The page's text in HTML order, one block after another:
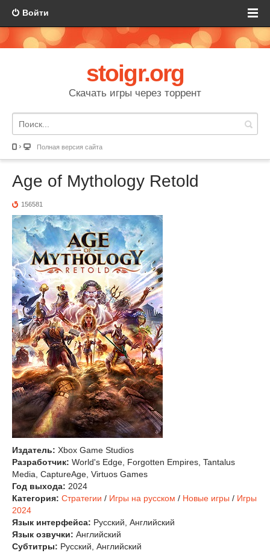
Войти
stoigr.org
Скачать игры через торрент
Полная версия сайта
Age of Mythology Retold
156581
Издатель: Xbox Game Studios
Разработчик: World's Edge, Forgotten Empires, Tantalus
Media, CaptureAge, Virtuos Games
Год выхода: 2024
Категория: Стратегии / Игры на русском / Новые игры / Игры
2024
Язык интерфейса: Русский, Английский
Язык озвучки: Английский
Субтитры: Русский, Английский